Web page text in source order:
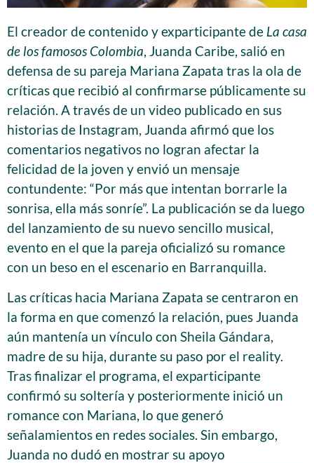
El creador de contenido y exparticipante de La casa
de los famosos Colombia, Juanda Caribe, salió en
defensa de su pareja Mariana Zapata tras la ola de
críticas que recibió al confirmarse públicamente su
relación. A través de un video publicado en sus
historias de Instagram, Juanda afirmó que los
comentarios negativos no logran afectar la
felicidad de la joven y envió un mensaje
contundente: “Por más que intentan borrarle la
sonrisa, ella más sonríe”. La publicación se da luego
del lanzamiento de su nuevo sencillo musical,
evento en el que la pareja oficializó su romance
con un beso en el escenario en Barranquilla.
Las críticas hacia Mariana Zapata se centraron en
la forma en que comenzó la relación, pues Juanda
aún mantenía un vínculo con Sheila Gándara,
madre de su hija, durante su paso por el reality.
Tras finalizar el programa, el exparticipante
confirmó su soltería y posteriormente inició un
romance con Mariana, lo que generó
señalamientos en redes sociales. Sin embargo,
Juanda no dudó en mostrar su apoyo